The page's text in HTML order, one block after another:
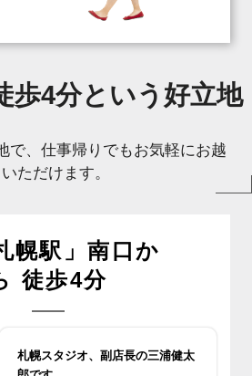
歩4分という好立地
で、仕事帰りでもお気軽にお越
いただけます。
幌駅」南口か
徒歩4分
札幌スタジオ、副店長の三浦健太